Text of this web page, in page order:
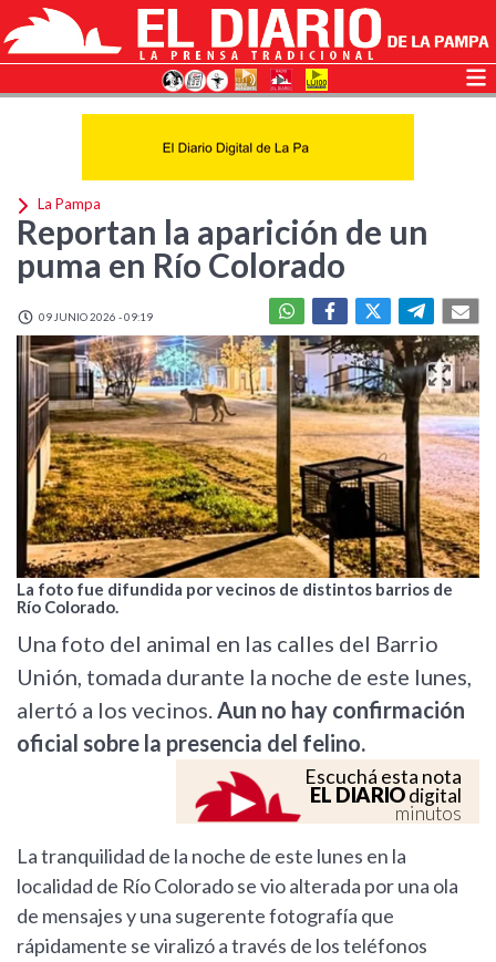
La Pampa
Reportan la aparición de un
puma en Río Colorado
09 JUNIO 2026 - 09:19
La foto fue difundida por vecinos de distintos barrios de
Río Colorado.
Una foto del animal en las calles del Barrio
Unión, tomada durante la noche de este lunes,
alertó a los vecinos.Aun no hay confirmación
oficial sobre la presencia del felino.
Escuchá esta nota
EL DIARIOdigital
minutos
La tranquilidad de la noche de este lunes en la
localidad de Río Colorado se vio alterada por una ola
de mensajes y una sugerente fotografía que
rápidamente se viralizó a través de los teléfonos